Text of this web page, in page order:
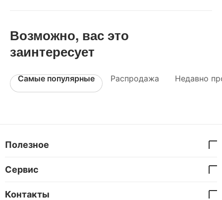
Возможно, вас это
заинтересует
Самые популярные Распродажа Недавно
Полезное
Сервис
Контакты